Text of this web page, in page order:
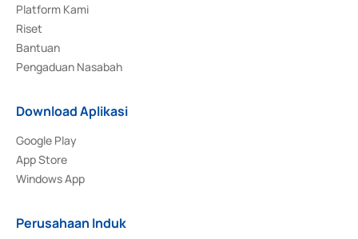
Platform Kami
Riset
Bantuan
Pengaduan Nasabah
Download Aplikasi
Google Play
App Store
Windows App
Perusahaan Induk